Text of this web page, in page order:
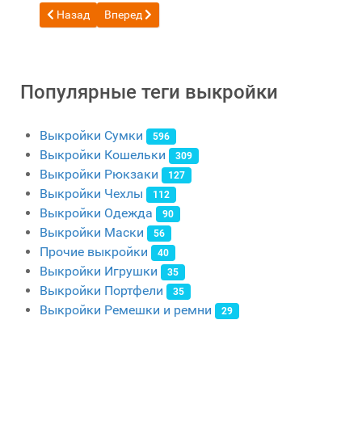
Предыдущий: Бесплатная выкройка сумка с ремнем через
Назад Следующий: Бесплатная выкройка портфеля
Вперед
Популярные теги выкройки
Выкройки Сумки 596
Выкройки Кошельки 309
Выкройки Рюкзаки 127
Выкройки Чехлы 112
Выкройки Одежда 90
Выкройки Маски 56
Прочие выкройки 40
Выкройки Игрушки 35
Выкройки Портфели 35
Выкройки Ремешки и ремни 29